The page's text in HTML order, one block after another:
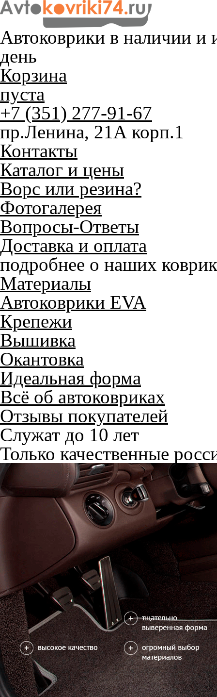
Автоковрики в наличии и
день
Корзина
пуста
+7 (351) 277-91-67
пр.Ленина, 21А корп.1
Контакты
Каталог и цены
Ворс или резина?
Фотогалерея
Вопросы-Ответы
Доставка и оплата
подробнее о наших
Материалы
Автоковрики EVA
Крепежи
Вышивка
Окантовка
Идеальная форма
Всё об автоковриках
Отзывы покупателей
Служат до 10 лет
Только качественные